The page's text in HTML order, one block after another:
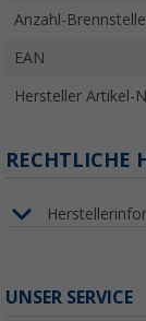
Anzahl-
EAN
Hersteller Artikel-
RECHTLICHE
UNSER SERVICE